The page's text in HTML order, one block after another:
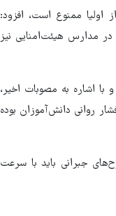
ممنوع است، افزود:
مدارس هیئت‌امنایی نیز
اشاره به مصوبات اخیر،
در کاهش فشار روانی دانش‌آموزان بوده
جبرانی باید با سرعت